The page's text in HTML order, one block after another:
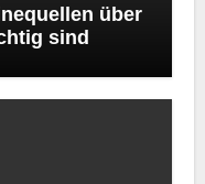
über
sind